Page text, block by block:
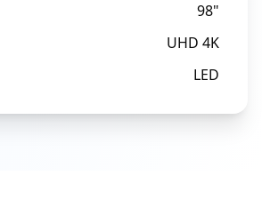
98"
UHD 4K
LED